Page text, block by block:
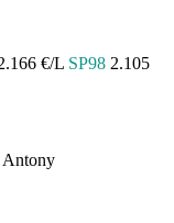
€/L SP98 2.105
Antony